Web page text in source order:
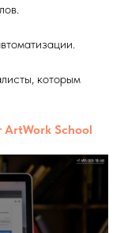
которым
ArtWork School